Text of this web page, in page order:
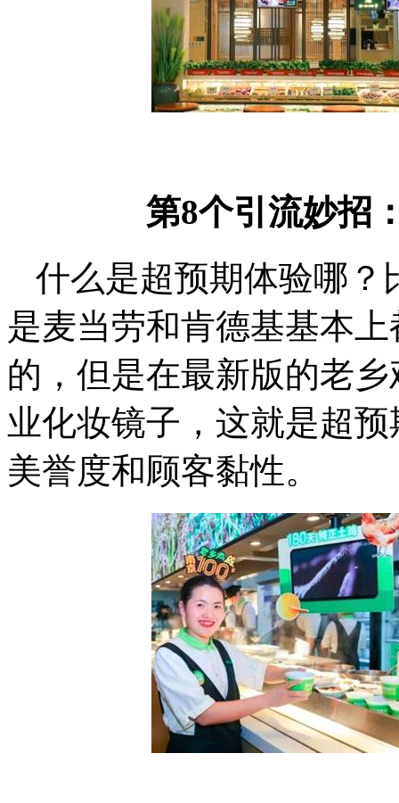
第8个引流妙招
什么是超预期体验哪？
是麦当劳和肯德基基本
的，但是在最新版的老
业化妆镜子，这就是超
美誉度和顾客黏性。